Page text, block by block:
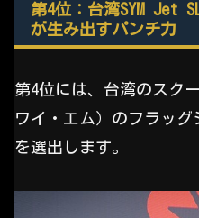
第4位：台湾SYM Jet
が生み出すパンチ力
第4位には、台湾のスク
ワイ・エム）のフラッ
を選出します。